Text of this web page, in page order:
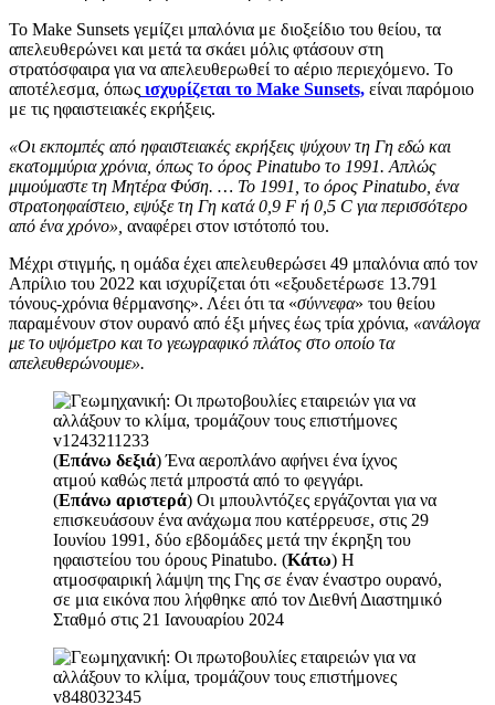
Το Make Sunsets γεμίζει μπαλόνια με διοξείδιο του θείου, τα
απελευθερώνει και μετά τα σκάει μόλις φτάσουν στη
στρατόσφαιρα για να απελευθερωθεί το αέριο περιεχόμενο. Το
αποτέλεσμα, όπως ισχυρίζεται το Make Sunsets, είναι παρόμοιο
με τις ηφαιστειακές εκρήξεις.
«Οι εκπομπές από ηφαιστειακές εκρήξεις ψύχουν τη Γη εδώ και
εκατομμύρια χρόνια, όπως το όρος Pinatubo το 1991. Απλώς
μιμούμαστε τη Μητέρα Φύση. … Το 1991, το όρος Pinatubo, ένα
στρατοηφαίστειο, εψύξε τη Γη κατά 0,9 F ή 0,5 C για περισσότερο
από ένα χρόνο», αναφέρει στον ιστότοπό του.
Μέχρι στιγμής, η ομάδα έχει απελευθερώσει 49 μπαλόνια από τον
Απρίλιο του 2022 και ισχυρίζεται ότι «εξουδετέρωσε 13.791
τόνους-χρόνια θέρμανσης». Λέει ότι τα «σύννεφα» του θείου
παραμένουν στον ουρανό από έξι μήνες έως τρία χρόνια, «ανάλογα
με το υψόμετρο και το γεωγραφικό πλάτος στο οποίο τα
απελευθερώνουμε».
(Επάνω δεξιά) Ένα αεροπλάνο αφήνει ένα ίχνος
ατμού καθώς πετά μπροστά από το φεγγάρι.
(Επάνω αριστερά) Οι μπουλντόζες εργάζονται για να
επισκευάσουν ένα ανάχωμα που κατέρρευσε, στις 29
Ιουνίου 1991, δύο εβδομάδες μετά την έκρηξη του
ηφαιστείου του όρους Pinatubo. (Κάτω) Η
ατμοσφαιρική λάμψη της Γης σε έναν έναστρο ουρανό,
σε μια εικόνα που λήφθηκε από τον Διεθνή Διαστημικό
Σταθμό στις 21 Ιανουαρίου 2024